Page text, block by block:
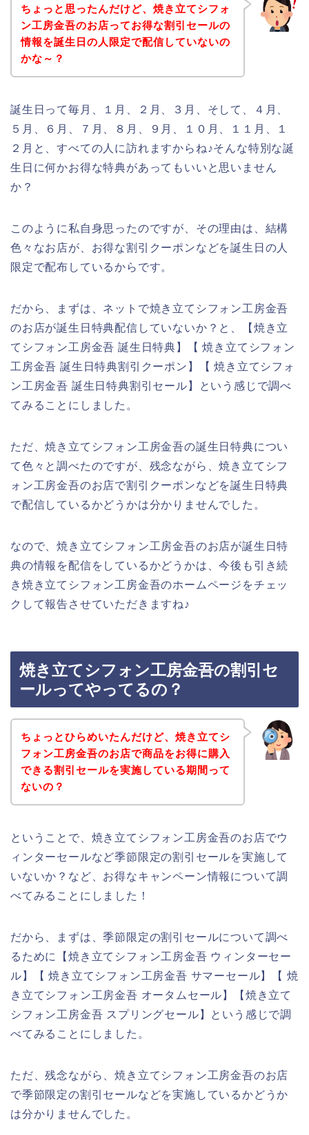
ちょっと思ったんだけど、焼き立てシフォ
ン工房金吾のお店ってお得な割引セールの
情報を誕生日の人限定で配信していないの
かな～？
誕生日って毎月、１月、２月、３月、そして、４月、
５月、６月、７月、８月、９月、１０月、１１月、１
２月と、すべての人に訪れますからね♪そんな特別な誕
生日に何かお得な特典があってもいいと思いません
か？
このように私自身思ったのですが、その理由は、結構
色々なお店が、お得な割引クーポンなどを誕生日の人
限定で配布しているからです。
だから、まずは、ネットで焼き立てシフォン工房金吾
のお店が誕生日特典配信していないか？と、【焼き立
てシフォン工房金吾 誕生日特典】【 焼き立てシフォン
工房金吾 誕生日特典割引クーポン】【 焼き立てシフォ
ン工房金吾 誕生日特典割引セール】という感じで調べ
てみることにしました。
ただ、焼き立てシフォン工房金吾の誕生日特典につい
て色々と調べたのですが、残念ながら、焼き立てシフ
ォン工房金吾のお店で割引クーポンなどを誕生日特典
で配信しているかどうかは分かりませんでした。
なので、焼き立てシフォン工房金吾のお店が誕生日特
典の情報を配信をしているかどうかは、今後も引き続
き焼き立てシフォン工房金吾のホームページをチェッ
クして報告させていただきますね♪
焼き立てシフォン工房金吾の割引セ
ールってやってるの？
ちょっとひらめいたんだけど、焼き立てシ
フォン工房金吾のお店で商品をお得に購入
できる割引セールを実施している期間って
ないの？
ということで、焼き立てシフォン工房金吾のお店でウ
ィンターセールなど季節限定の割引セールを実施して
いないか？など、お得なキャンペーン情報について調
べてみることにしました！
だから、まずは、季節限定の割引セールについて調べ
るために【焼き立てシフォン工房金吾 ウィンターセー
ル】【 焼き立てシフォン工房金吾 サマーセール】【 焼
き立てシフォン工房金吾 オータムセール】【焼き立て
シフォン工房金吾 スプリングセール】という感じで調
べてみることにしました。
ただ、残念ながら、焼き立てシフォン工房金吾のお店
で季節限定の割引セールなどを実施しているかどうか
は分かりませんでした。